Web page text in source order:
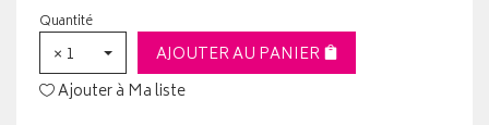
Quantité
× 1
AJOUTER AU PANIER
Ajouter à Ma liste